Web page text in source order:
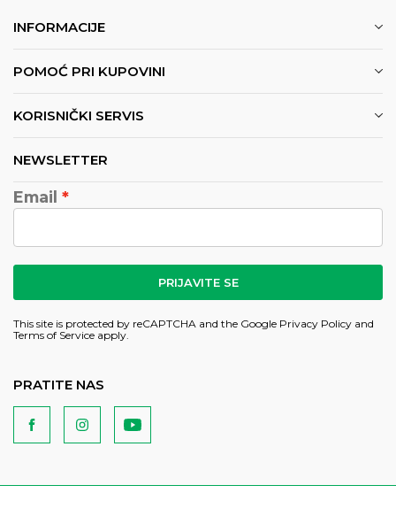
INFORMACIJE
POMOĆ PRI KUPOVINI
KORISNIČKI SERVIS
NEWSLETTER
Email
PRIJAVITE SE
This site is protected by reCAPTCHA and the Google Privacy Policy and
Terms of Service apply.
PRATITE NAS